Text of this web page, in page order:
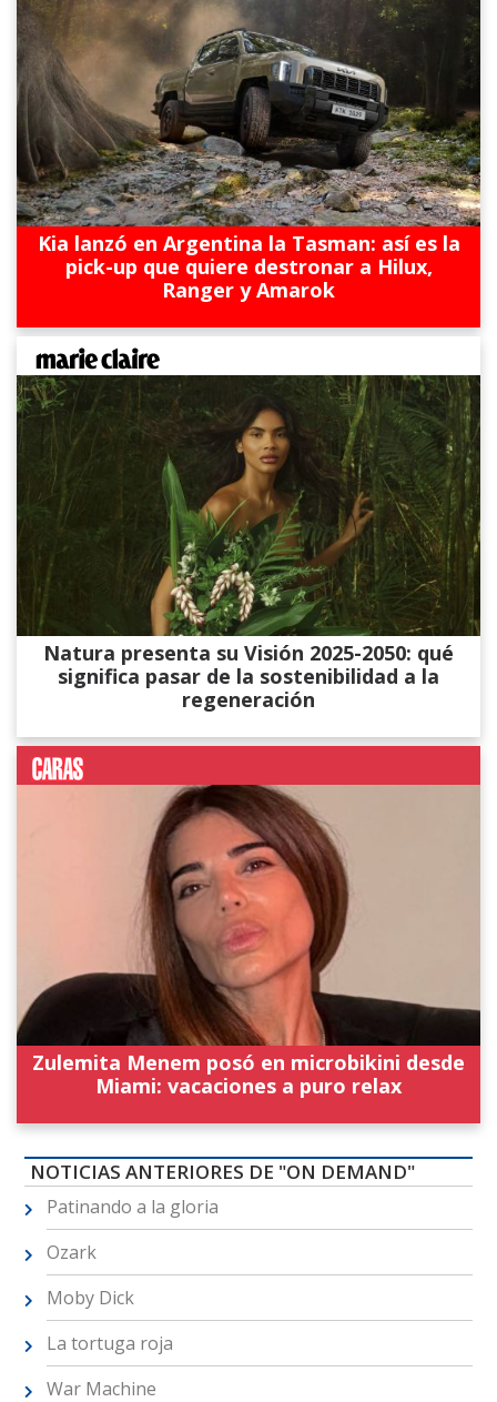
Kia lanzó en Argentina la Tasman: así es la
pick-up que quiere destronar a Hilux,
Ranger y Amarok
Natura presenta su Visión 2025-2050: qué
significa pasar de la sostenibilidad a la
regeneración
Zulemita Menem posó en microbikini desde
Miami: vacaciones a puro relax
NOTICIAS ANTERIORES DE "ON DEMAND"
Patinando a la gloria
Ozark
Moby Dick
La tortuga roja
War Machine